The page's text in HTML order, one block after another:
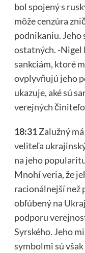
bol spojený s
môže cenzúra
podnikaniu. Jeho
ostatných. -Nigel
sankciám, ktoré
ovplyvňujú jeho
ukazuje, aké sú
verejných
18:31Zalužný
veliteľa
na jeho
Mnohí veria, že
racionálnejší než
obľúbený na
podporu
Syrského. Jeho
symbolmi sú